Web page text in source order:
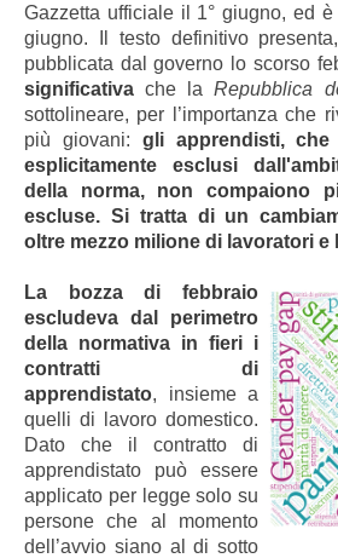
Gazzetta ufficiale il 1° giugno, ed
giugno. Il testo definitivo
pubblicata dal governo lo scorso
significativa che laRepubblica
sottolineare, per l’importanza che
più giovani: gli apprendisti,
esplicitamente esclusi
della norma, non compaiono
escluse. Si tratta di un
oltre mezzo milione di lavoratori e
La bozza di febbraio
escludeva dal perimetro
della normativa in fieri i
contratti di
apprendistato, insieme a
quelli di lavoro domestico.
Dato che il contratto di
apprendistato può essere
applicato per legge solo su
persone che al momento
dell’avvio siano al di sotto